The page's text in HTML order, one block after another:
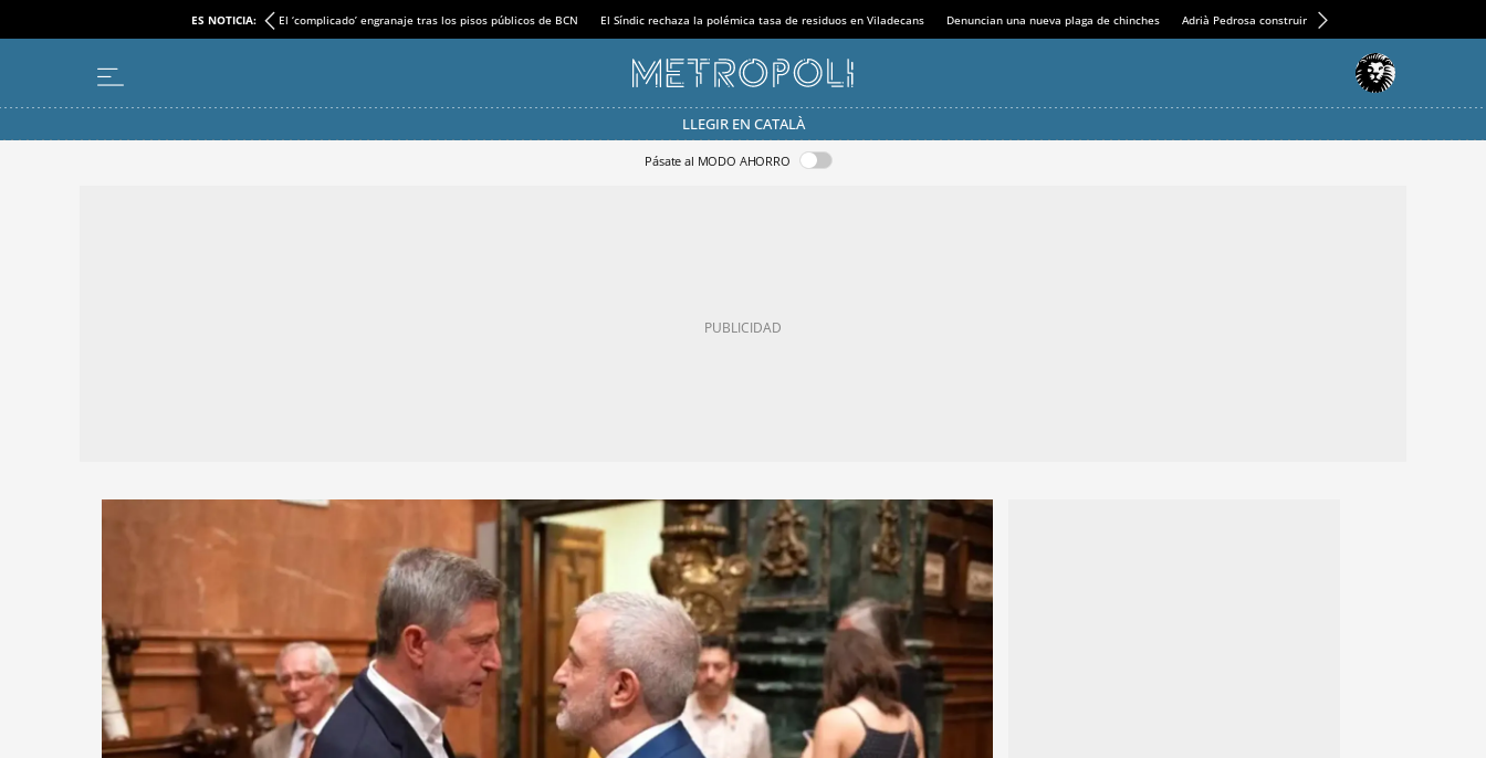
ES NOTICIA: El ‘complicado’ engranaje tras los pisos públicos de BCN El Síndic rechaza la polémica tasa de residuos en Viladecans Denuncian una nueva plaga de chinches Adrià Pedrosa construirá la nueva residencia en el
LLEGIR EN CATALÀ
Pásate al MODO AHORRO